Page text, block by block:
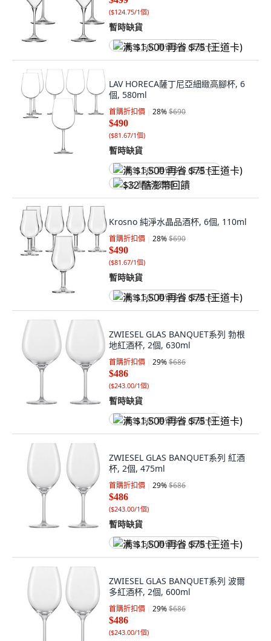
($124.75/1個)
暫時缺貨
满 $1,500 再省 $75 (王道卡)
LAV HORECA薩丁尼亞細緻高腳杯, 6
個, 580ml
首購折扣價 28%$690
$490
($81.67/1個)
暫時缺貨
满 $1,500 再省 $75 (王道卡)
$32 酷澎幣回饋
Krosno 純淨水晶品酒杯, 6個, 110ml
首購折扣價 28%$690
$490
($81.67/1個)
暫時缺貨
满 $1,500 再省 $75 (王道卡)
ZWIESEL GLAS BANQUET系列 勃根
地紅酒杯, 2個, 630ml
首購折扣價 29%$686
$486
($243.00/1個)
暫時缺貨
满 $1,500 再省 $75 (王道卡)
ZWIESEL GLAS BANQUET系列 紅酒
杯, 2個, 475ml
首購折扣價 29%$686
$486
($243.00/1個)
暫時缺貨
满 $1,500 再省 $75 (王道卡)
ZWIESEL GLAS BANQUET系列 波爾
多紅酒杯, 2個, 600ml
首購折扣價 29%$686
$486
($243.00/1個)